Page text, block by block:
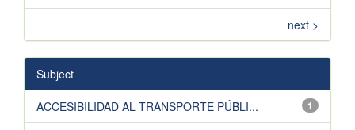
next >
Subject
1
ACCESIBILIDAD AL TRANSPORTE PÚBLI...